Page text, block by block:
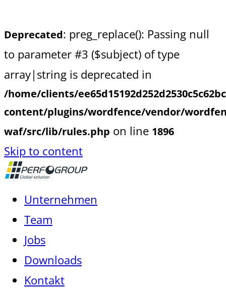
Deprecated: preg_replace(): Passing null
to parameter #3 ($subject) of type
array|string is deprecated in
/home/clients/
content/plugins/wordfence/vendor/
waf/src/lib/rules.php on line 1896
Skip to content
Unternehmen
Team
Jobs
Downloads
Kontakt